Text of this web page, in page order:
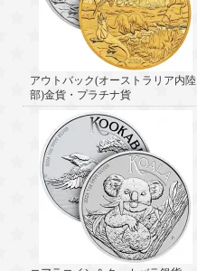
アウトバック(オーストラリア内陸
部)金貨・プラチナ貨